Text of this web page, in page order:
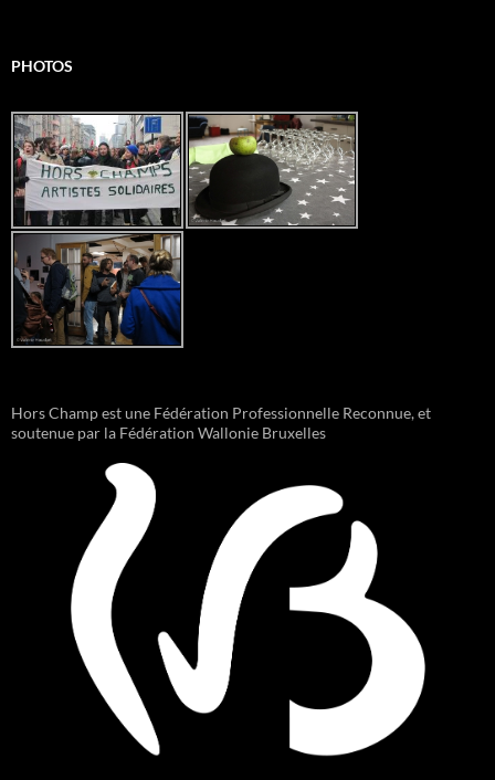
PHOTOS
Hors Champ est une Fédération Professionnelle Reconnue, et
soutenue par la Fédération Wallonie Bruxelles